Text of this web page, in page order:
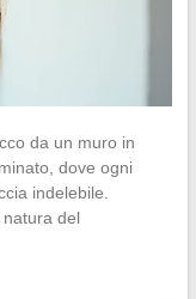
da un muro in
dove ogni
indelebile.
natura del